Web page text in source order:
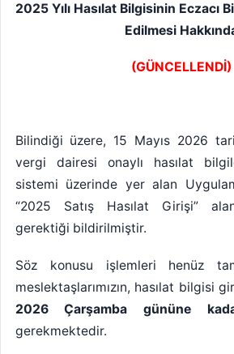
2025 Yılı Hasılat Bilgisinin Eczacı
Edilmesi
(GÜNCELLENDİ)
Bilindiği üzere, 15 Mayıs 2026
vergi dairesi onaylı hasılat
sistemi üzerinde yer alan
“2025 Satış Hasılat Girişi”
gerektiği bildirilmiştir.
Söz konusu işlemleri henüz
meslektaşlarımızın, hasılat bilgisi
2026 Çarşamba
gününe
gerekmektedir.